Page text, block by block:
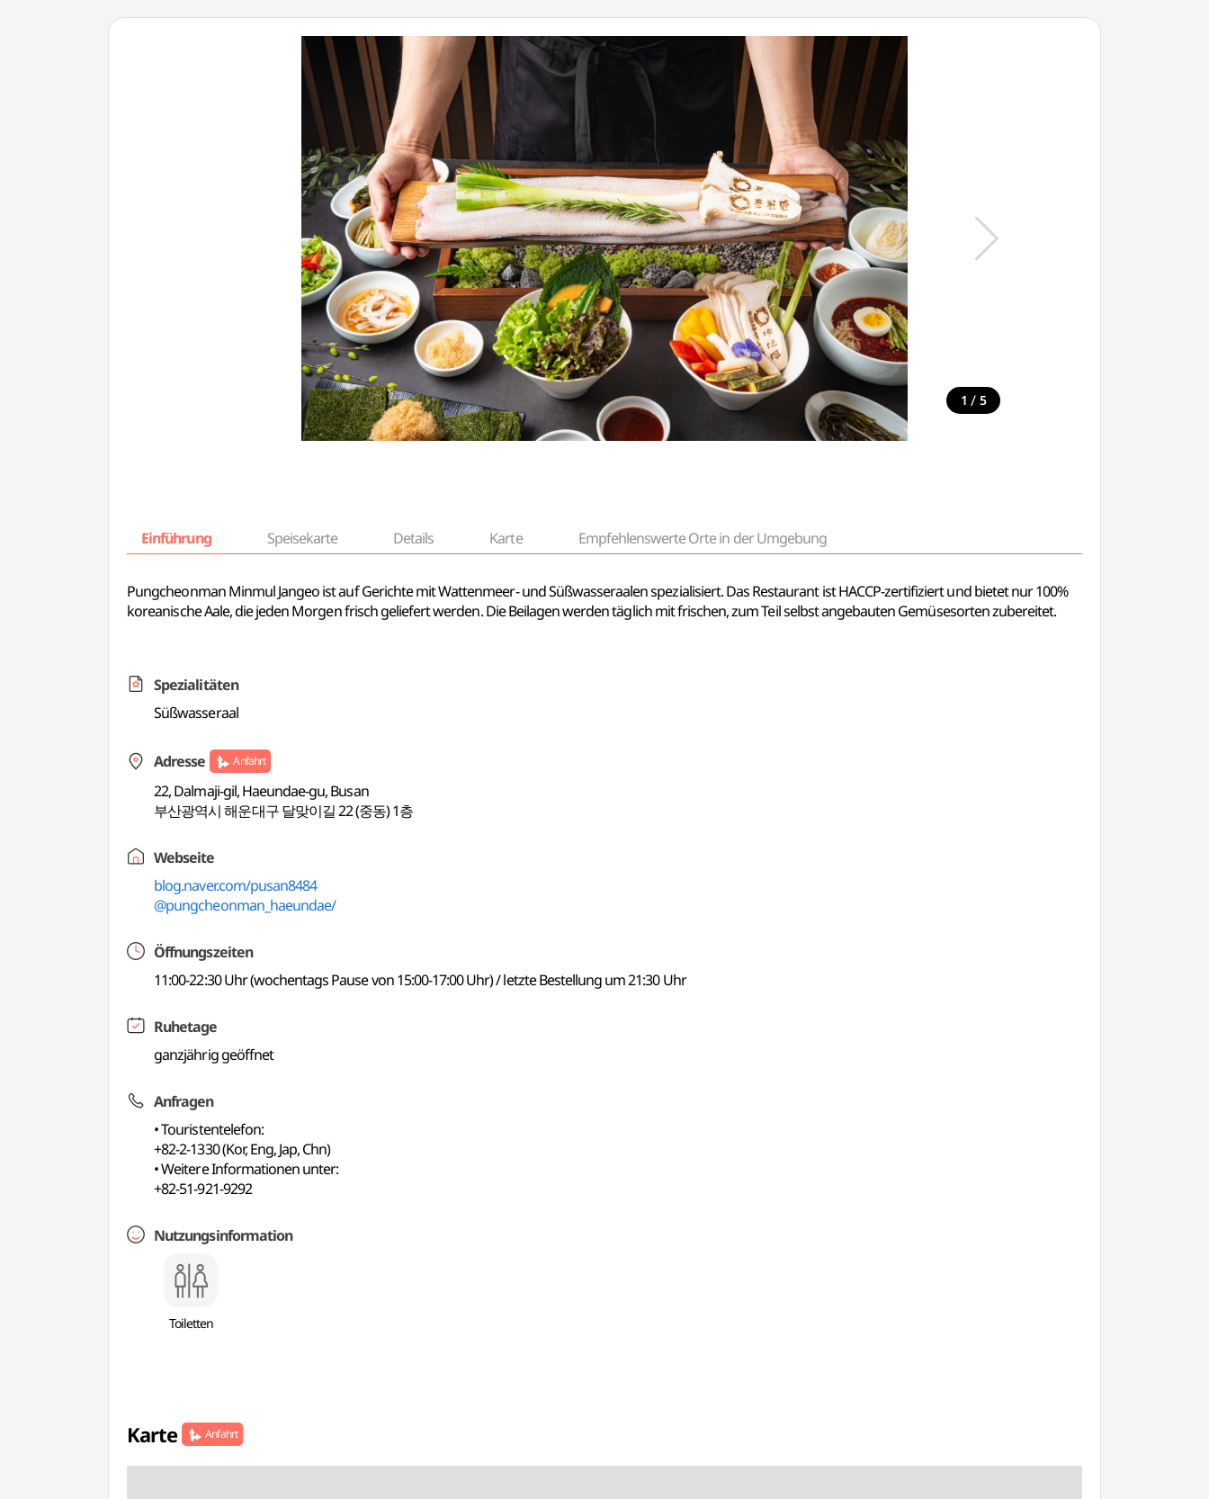
1 / 5
Einführung Speisekarte Details Karte Empfehlenswerte Orte in der Umgebung
Pungcheonman Minmul Jangeo ist auf Gerichte mit Wattenmeer- und Süßwasseraalen spezialisiert. Das Restaurant ist HACCP-zertifiziert und bietet nur 100%
koreanische Aale, die jeden Morgen frisch geliefert werden. Die Beilagen werden täglich mit frischen, zum Teil selbst angebauten Gemüsesorten zubereitet.
Spezialitäten
Süßwasseraal
Adresse Anfahrt
22, Dalmaji-gil, Haeundae-gu, Busan
부산광역시 해운대구 달맞이길 22 (중동) 1층
Webseite
blog.naver.com/pusan8484
@pungcheonman_haeundae/
Öffnungszeiten
11:00-22:30 Uhr (wochentags Pause von 15:00-17:00 Uhr) / letzte Bestellung um 21:30 Uhr
Ruhetage
ganzjährig geöffnet
Anfragen
• Touristentelefon:
+82-2-1330 (Kor, Eng, Jap, Chn)
• Weitere Informationen unter:
+82-51-921-9292
Nutzungsinformation
Toiletten
Karte Anfahrt